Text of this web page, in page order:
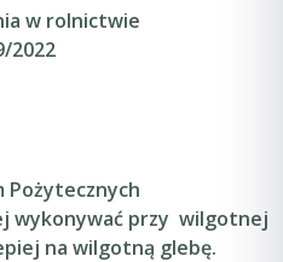
w rolnictwie
2022
Pożytecznych
wykonywać przy wilgotnej
na wilgotną glebę.